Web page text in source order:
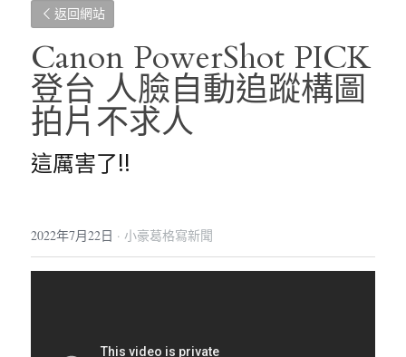
返回網站
Canon PowerShot PICK
登台 人臉自動追蹤構圖
拍片不求人
這厲害了!!
2022年7月22日 · 小豪葛格寫新聞